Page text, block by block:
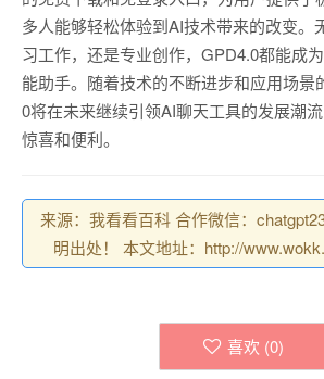
多人能够轻松体验到AI技术带来的改变。
习工作，还是专业创作，GPD4.0都能成
能助手。随着技术的不断进步和应用场景
0将在未来继续引领AI聊天工具的发展潮
惊喜和便利。
来源：我看看百科 合作微信：
明出处！ 本文地址：http://
喜欢 (0)